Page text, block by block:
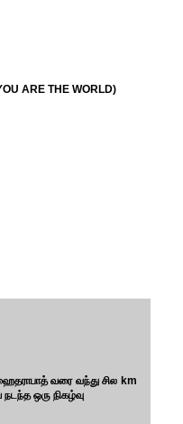
ARE THE WORLD)
வரை வந்து சில km
ஒரு நிகழ்வு